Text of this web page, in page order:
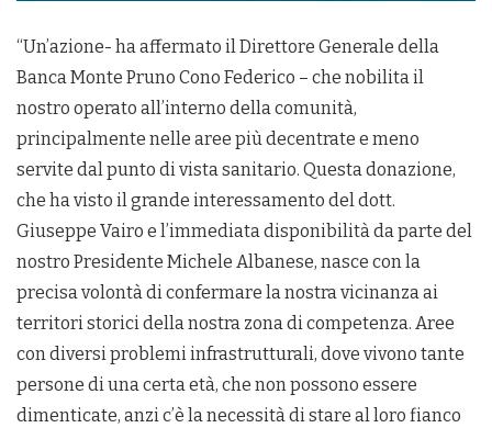
“Un’azione- ha affermato il Direttore Generale della
Banca Monte Pruno Cono Federico – che nobilita il
nostro operato all’interno della comunità,
principalmente nelle aree più decentrate e meno
servite dal punto di vista sanitario. Questa donazione,
che ha visto il grande interessamento del dott.
Giuseppe Vairo e l’immediata disponibilità da parte del
nostro Presidente Michele Albanese, nasce con la
precisa volontà di confermare la nostra vicinanza ai
territori storici della nostra zona di competenza. Aree
con diversi problemi infrastrutturali, dove vivono tante
persone di una certa età, che non possono essere
dimenticate, anzi c’è la necessità di stare al loro fianco